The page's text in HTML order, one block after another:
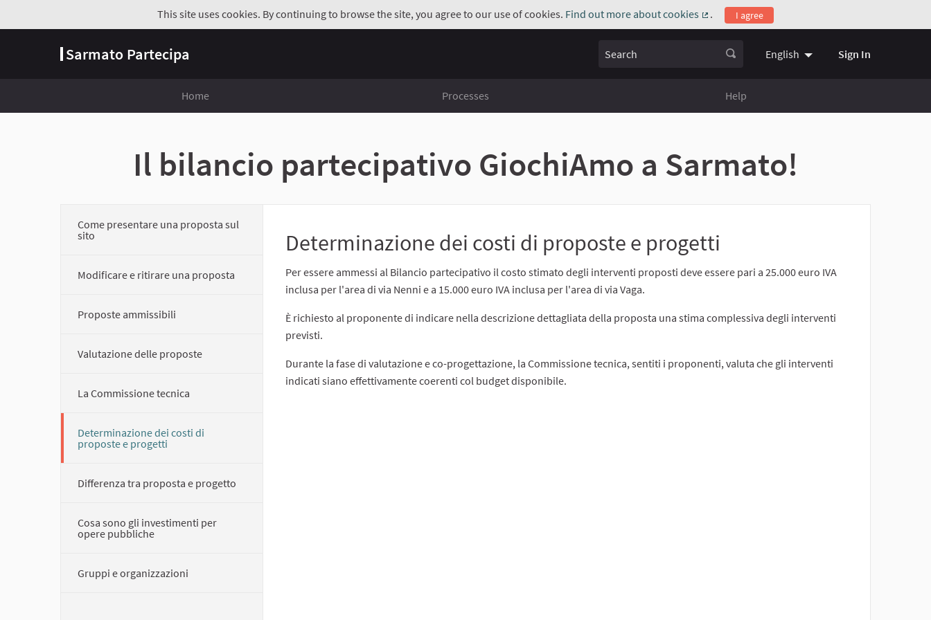
This site uses cookies. By continuing to browse the site, you agree to our use of cookies. Find out more about cookies
(External link)
. I agree
Sarmato Partecipa Search English Choose language
Sign In
Home Processes Help
Il bilancio partecipativo GiochiAmo a Sarmato!
Come presentare una proposta sul
sito
Modificare e ritirare una proposta
Proposte ammissibili
Valutazione delle proposte
La Commissione tecnica
Determinazione dei costi di
proposte e progetti
Differenza tra proposta e progetto
Cosa sono gli investimenti per
opere pubbliche
Gruppi e organizzazioni
Determinazione dei costi di proposte e progetti
Per essere ammessi al Bilancio partecipativo il costo stimato degli interventi proposti deve essere pari a 25.000 euro IVA
inclusa per l'area di via Nenni e a 15.000 euro IVA inclusa per l'area di via Vaga.
È richiesto al proponente di indicare nella descrizione dettagliata della proposta una stima complessiva degli interventi
previsti.
Durante la fase di valutazione e co-progettazione, la Commissione tecnica, sentiti i proponenti, valuta che gli interventi
indicati siano effettivamente coerenti col budget disponibile.